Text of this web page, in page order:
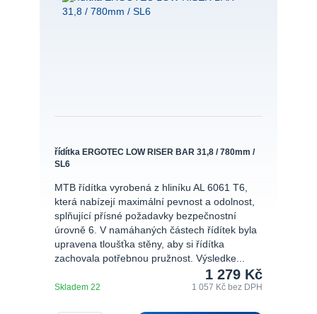
řídítka ERGOTEC LOW RISER BAR 31,8 / 780mm /
SL6
MTB řídítka vyrobená z hliníku AL 6061 T6,
která nabízejí maximální pevnost a odolnost,
splňující přísné požadavky bezpečnostní
úrovně 6. V namáhaných částech řídítek byla
upravena tloušťka stěny, aby si řídítka
zachovala potřebnou pružnost. Výsledke...
1 279 Kč
1 057 Kč bez DPH
Skladem 22